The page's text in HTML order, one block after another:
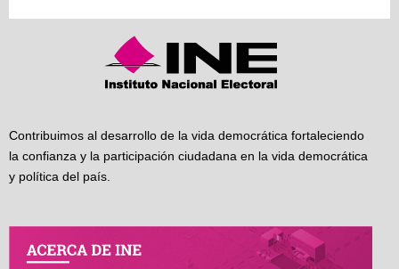
Contribuimos al desarrollo de la vida democrática fortaleciendo
la confianza y la participación ciudadana en la vida democrática
y política del país.